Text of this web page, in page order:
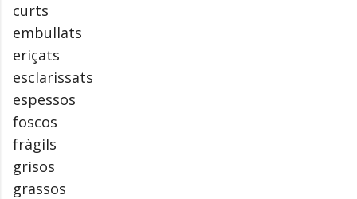
curts
embullats
eriçats
esclarissats
espessos
foscos
fràgils
grisos
grassos